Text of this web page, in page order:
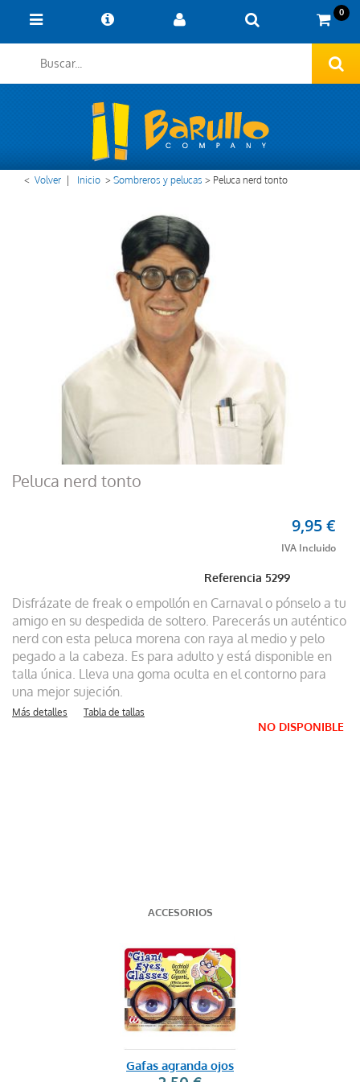
0
< Volver Inicio >Sombreros y pelucas > Peluca nerd tonto
Peluca nerd tonto
Referencia 5299
9,95 €
Disfrázate de freak o empollón en Carnaval o pónselo a tu
amigo en su despedida de soltero. Parecerás un auténtico
nerd con esta peluca morena con raya al medio y pelo
pegado a la cabeza. Es para adulto y está disponible en
talla única. Lleva una goma oculta en el contorno para
una mejor sujeción.
Más detalles Tabla de tallas
NO DISPONIBLE
ACCESORIOS
Gafas agranda ojos